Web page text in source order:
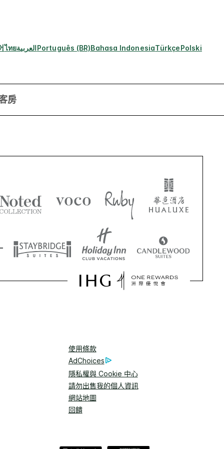
ไทยالعربيةPortuguês (BR)Bahasa IndonesiaTürkçePolski
房
使用條款
AdChoices
隱私權與 Cookie 中心
請勿出售我的個人資訊
網站地圖
回饋